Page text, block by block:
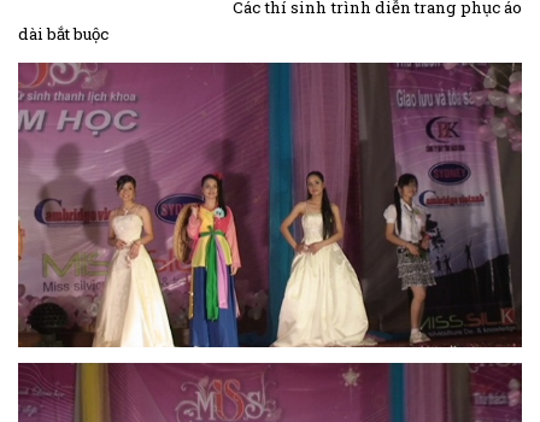
Các thí sinh trình diễn trang phục áo
dài bắt buộc